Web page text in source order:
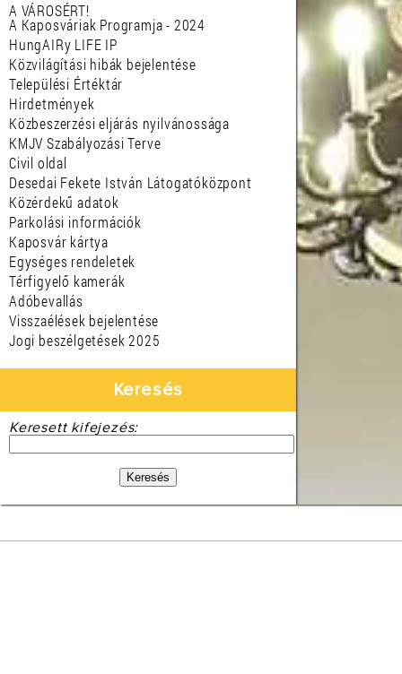
A VÁROSÉRT!
A Kaposváriak Programja - 2024
HungAIRy LIFE IP
Közvilágítási hibák bejelentése
Települési Értéktár
Hirdetmények
Közbeszerzési eljárás nyilvánossága
KMJV Szabályozási Terve
Civil oldal
Desedai Fekete István Látogatóközpont
Közérdekű adatok
Parkolási információk
Kaposvár kártya
Egységes rendeletek
Térfigyelő kamerák
Adóbevallás
Visszaélések bejelentése
Jogi beszélgetések 2025
Keresés
Keresett kifejezés: